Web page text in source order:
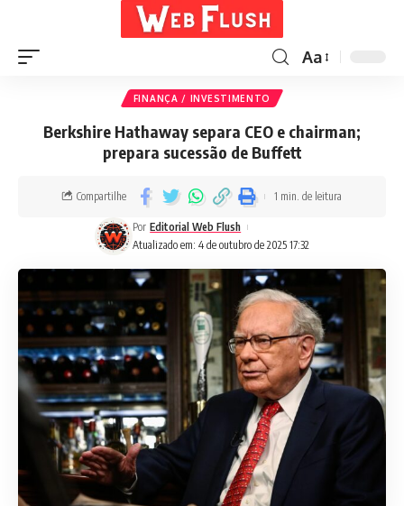
Aa
FINANÇA / INVESTIMENTO
Berkshire Hathaway separa CEO e chairman;
prepara sucessão de Buffett
Atualizado em: 4 de outubro de 2025 17:32
Por Editorial Web Flush
Compartilhe 1 min. de leitura